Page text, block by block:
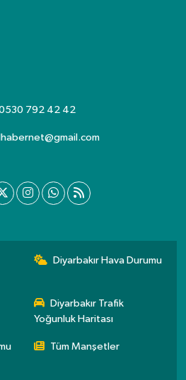
792 42 42
Diyarbakır Hava Durumu
Diyarbakır Trafik
Yoğunluk Haritası
Tüm Manşetler